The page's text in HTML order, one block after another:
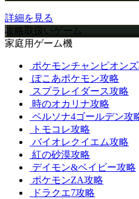
詳細を見る
攻略取扱いゲーム
家庭用ゲーム機
ポケモンチャンピオン
ぽこあポケモン攻略
スプラレイダース攻略
時のオカリナ攻略
ペルソナ4ゴールデン攻
トモコレ攻略
バイオレクイエム攻略
紅の砂漠攻略
デイモン&ベイビー攻略
ポケモンZA攻略
ドラクエ7攻略